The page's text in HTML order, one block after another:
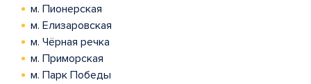
м. Пионерская
м. Елизаровская
м. Чёрная речка
м. Приморская
м. Парк Победы